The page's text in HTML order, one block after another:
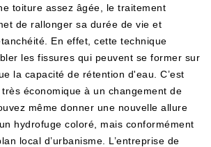
toiture assez âgée, le traitement
de rallonger sa durée de vie et
En effet, cette technique
les fissures qui peuvent se former sur
la capacité de rétention d'eau. C’est
économique à un changement de
même donner une nouvelle allure
hydrofuge coloré, mais conformément
local d’urbanisme. L’entreprise de